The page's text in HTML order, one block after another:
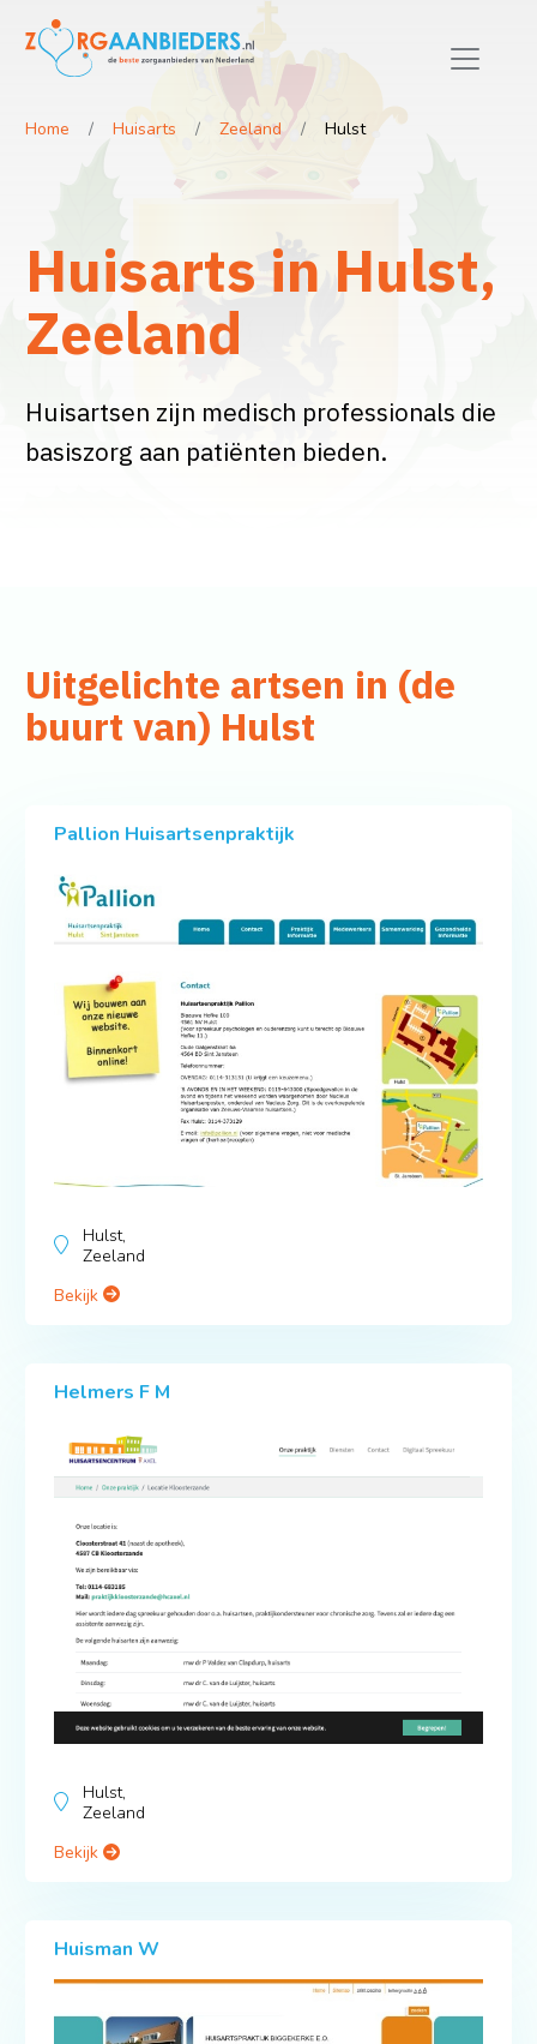
Home Huisarts Zeeland Hulst
Huisarts in Hulst,
Zeeland
Huisartsen zijn medisch professionals die
basiszorg aan patiënten bieden.
Uitgelichte artsen in (de
buurt van) Hulst
Pallion Huisartsenpraktijk
Hulst,
Zeeland
Bekijk
Helmers F M
Hulst,
Zeeland
Bekijk
Huisman W